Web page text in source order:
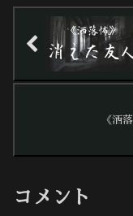
《洒
コメント